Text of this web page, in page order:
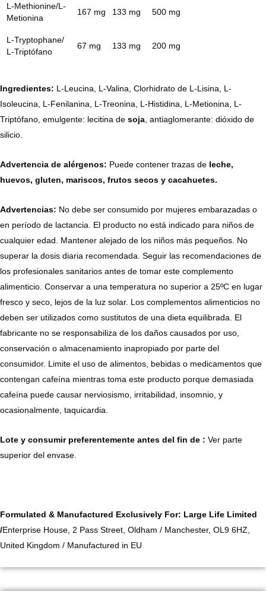
L-Methionine/L-
Metionina
167 mg 133 mg 500 mg
L-Tryptophane/
L-Triptófano
67 mg 133 mg 200 mg
Ingredientes: L-Leucina, L-Valina, Clorhidrato de L-Lisina, L-
Isoleucina, L-Fenilanina, L-Treonina, L-Histidina, L-Metionina, L-
Triptófano, emulgente: lecitina de soja , antiaglomerante: dióxido de
silicio.
Advertencia de alérgenos: Puede contener trazas de leche,
huevos, gluten, mariscos, frutos secos y cacahuetes.
Advertencias: No debe ser consumido por mujeres embarazadas o
en período de lactancia. El producto no está indicado para niños de
cualquier edad. Mantener alejado de los niños más pequeños. No
superar la dosis diaria recomendada. Seguir las recomendaciones de
los profesionales sanitarios antes de tomar este complemento
alimenticio. Conservar a una temperatura no superior a 25ºC en lugar
fresco y seco, lejos de la luz solar. Los complementos alimenticios no
deben ser utilizados como sustitutos de una dieta equilibrada. El
fabricante no se responsabiliza de los daños causados por uso,
conservación o almacenamiento inapropiado por parte del
consumidor. Limite el uso de alimentos, bebidas o medicamentos que
contengan cafeína mientras toma este producto porque demasiada
cafeína puede causar nerviosismo, irritabilidad, insomnio, y
ocasionalmente, taquicardia.
Lote y consumir preferentemente antes del fin de : Ver parte
superior del envase.
Formulated & Manufactured Exclusively For: Large Life Limited
/Enterprise House, 2 Pass Street, Oldham / Manchester, OL9 6HZ,
United Kingdom / Manufactured in EU